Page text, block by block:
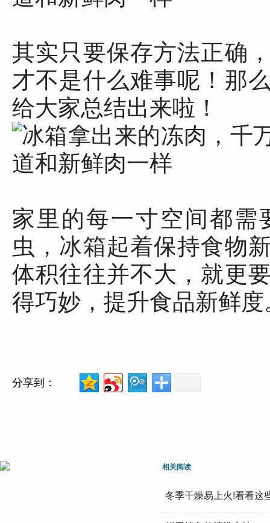
其实只要保存方法正确
才不是什么难事呢！那
给大家总结出来啦！
家里的每一寸空间都需
虫，冰箱起着保持食物
体积往往并不大，就更
得巧妙，提升食品新鲜度
分享到：
相关阅读
冬季干燥易上火!看看这